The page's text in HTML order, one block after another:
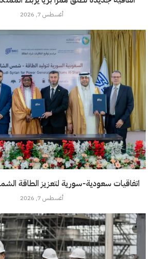
أغسطس 7, 2026
اتفاقيات سعودية-سورية لتعزيز الطاقة
أغسطس 7, 2026